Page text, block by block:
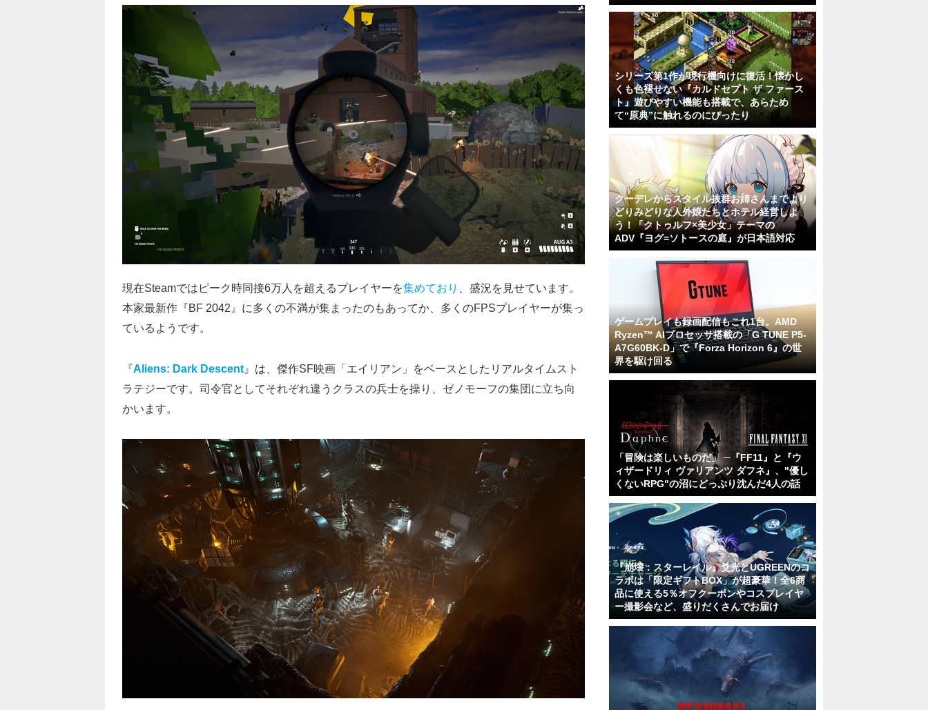
現在Steamではピーク時同接6万人を超えるプレイヤーを集めており
、盛況を見せています。
本家最新作『BF 2042』に多くの不満が集まったのもあってか、多くのFPSプレイヤーが集っ
ているようです。
『Aliens: Dark Descent 』は、傑作SF映画「エイリアン」をベースとしたリアルタイムスト
ラテジーです。司令官としてそれぞれ違うクラスの兵士を操り、ゼノモーフの集団に立ち向
かいます。
シリーズ第1作が現行機向けに復活！懐かし
くも色褪せない『カルドセプト ザ ファース
ト』遊びやすい機能も搭載で、あらため
て“原典”に触れるのにぴったり
クーデレからスタイル抜群お姉さんまでより
どりみどりな人外娘たちとホテル経営しよ
う！「クトゥルフ×美少女」テーマの
ADV『ヨグ=ソトースの庭』が日本語対応
ゲームプレイも録画配信もこれ1台。AMD
Ryzen™ AIプロセッサ搭載の「G TUNE P5-
A7G60BK-D」で『Forza Horizon 6』の世
界を駆け回る
「冒険は楽しいものだ」 ─『FF11』と『ウ
ィザードリィ ヴァリアンツ ダフネ』、"優し
くないRPG"の沼にどっぷり沈んだ4人の話
『崩壊：スターレイル』爻光とUGREENのコ
ラボは「限定ギフトBOX」が超豪華！全6商
品に使える5％オフクーポンやコスプレイヤ
ー撮影会など、盛りだくさんでお届け